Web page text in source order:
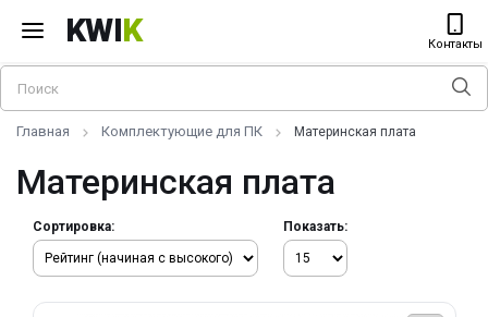
KWIK Контакты
Главная Комплектующие для ПК Материнская плата
Материнская плата
Сортировка: Показать: